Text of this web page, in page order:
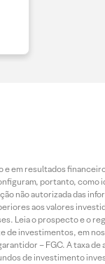
em resultados
portanto, como
não autorizada das
aos valores
Leia o prospecto e o
de investimentos, em
– FGC. A taxa de
de investimento